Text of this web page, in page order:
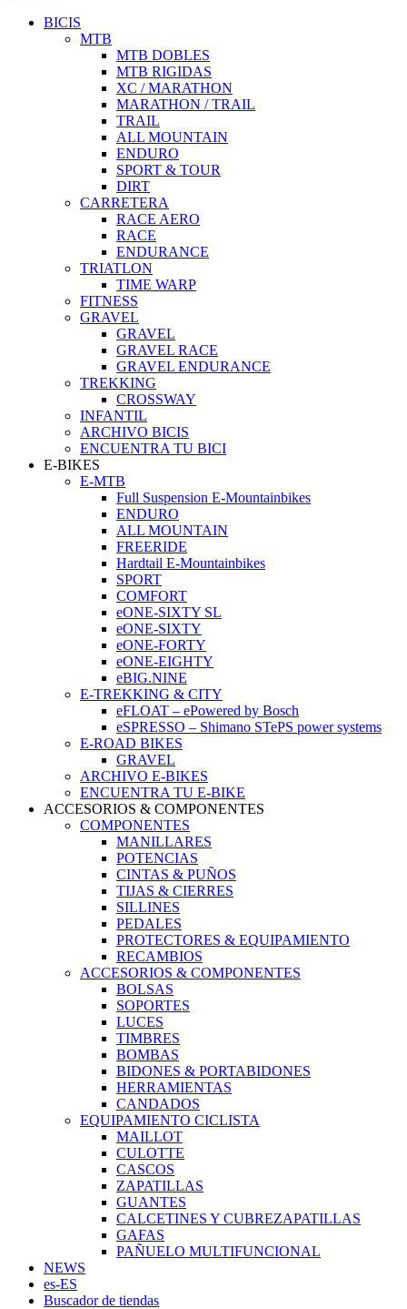
BICIS
MTB
MTB DOBLES
MTB RIGIDAS
XC / MARATHON
MARATHON / TRAIL
TRAIL
ALL MOUNTAIN
ENDURO
SPORT & TOUR
DIRT
CARRETERA
RACE AERO
RACE
ENDURANCE
TRIATLON
TIME WARP
FITNESS
GRAVEL
GRAVEL
GRAVEL RACE
GRAVEL ENDURANCE
TREKKING
CROSSWAY
INFANTIL
ARCHIVO BICIS
ENCUENTRA TU BICI
E-BIKES
E-MTB
Full Suspension E-Mountainbikes
ENDURO
ALL MOUNTAIN
FREERIDE
Hardtail E-Mountainbikes
SPORT
COMFORT
eONE-SIXTY SL
eONE-SIXTY
eONE-FORTY
eONE-EIGHTY
eBIG.NINE
E-TREKKING & CITY
eFLOAT – ePowered by Bosch
eSPRESSO – Shimano STePS power systems
E-ROAD BIKES
GRAVEL
ARCHIVO E-BIKES
ENCUENTRA TU E-BIKE
ACCESORIOS & COMPONENTES
COMPONENTES
MANILLARES
POTENCIAS
CINTAS & PUÑOS
TIJAS & CIERRES
SILLINES
PEDALES
PROTECTORES & EQUIPAMIENTO
RECAMBIOS
ACCESORIOS & COMPONENTES
BOLSAS
SOPORTES
LUCES
TIMBRES
BOMBAS
BIDONES & PORTABIDONES
HERRAMIENTAS
CANDADOS
EQUIPAMIENTO CICLISTA
MAILLOT
CULOTTE
CASCOS
ZAPATILLAS
GUANTES
CALCETINES Y CUBREZAPATILLAS
GAFAS
PAÑUELO MULTIFUNCIONAL
NEWS
es-ES
Buscador de tiendas